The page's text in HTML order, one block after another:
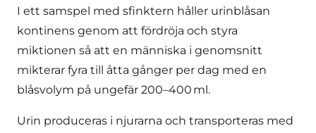
I ett samspel med sfinktern håller urinblåsan
kontinens genom att fördröja och styra
miktionen så att en människa i genomsnitt
mikterar fyra till åtta gånger per dag med en
blåsvolym på ungefär 200–400 ml.
Urin produceras i njurarna och transporteras med